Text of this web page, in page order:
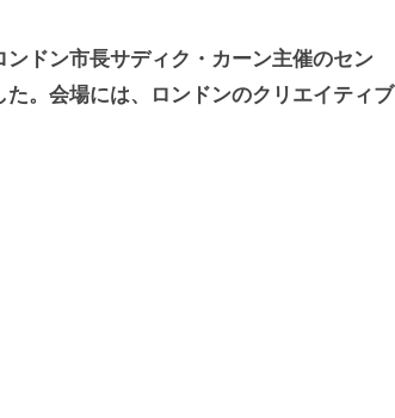
ドン市長サディク・カーン主催のセン
。会場には、ロンドンのクリエイティブ